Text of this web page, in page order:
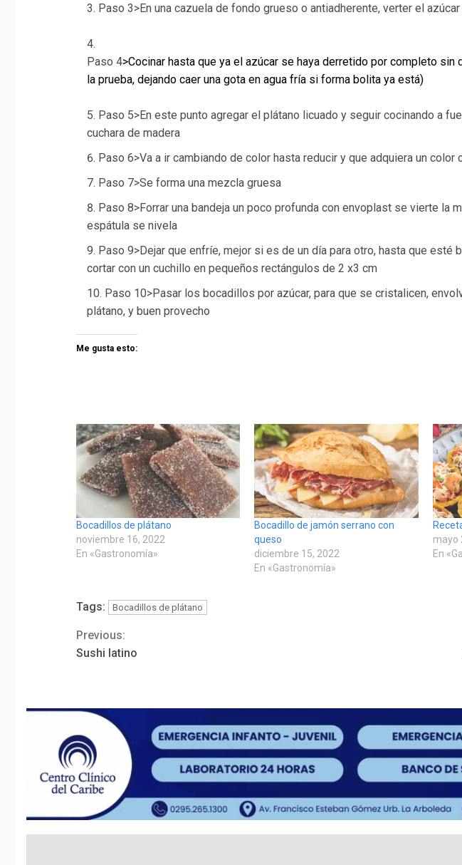
Paso 3>En una cazuela de fondo grueso o antiadherente, verter el
Paso 4>Cocinar hasta que ya el azúcar se haya derretido por completo sin
la prueba, dejando caer una gota en agua fría si forma bolita ya está)
Paso 5>En este punto agregar el plátano licuado y seguir cocinando a
cuchara de madera
Paso 6>Va a ir cambiando de color hasta reducir y que adquiera un color
Paso 7>Se forma una mezcla gruesa
Paso 8>Forrar una bandeja un poco profunda con envoplast se vierte la
espátula se nivela
Paso 9>Dejar que enfríe, mejor si es de un día para otro, hasta que esté
cortar con un cuchillo en pequeños rectángulos de 2 x3 cm
Paso 10>Pasar los bocadillos por azúcar, para que se cristalicen,
plátano, y buen provecho
Me gusta esto:
Bocadillos de plátano
noviembre 16, 2022
En «Gastronomía»
Bocadillo de jamón serrano con
queso
diciembre 15, 2022
En «Gastronomía»
mayo
En
Tags: Bocadillos de plátano
Continue
Previous:
Sushi latino